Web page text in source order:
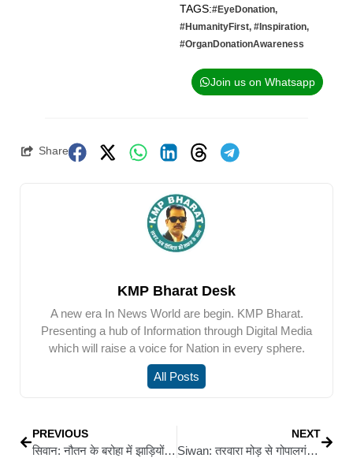
TAGS:#EyeDonation,
#HumanityFirst, #Inspiration,
#OrganDonationAwareness
Join us on Whatsapp
Share
KMP Bharat Desk
A new era In News World are begin. KMP Bharat.
Presenting a hub of Information through Digital Media
which will raise a voice for Nation in every sphere.
All Posts
PREVIOUS
सिवान: नौतन के बरोहा में झाड़ियों से 54 कार्टून शराब बरामदतस्कर फरार, पुलिस ने तेज की दबिश
NEXT
Siwan: तरवारा मोड़ से गोपालगंज मोड़ तक चलेगा अतिक्रमण के खिलाफ बड़ा ऑपरेशन; सड़क पर कब्जा जमाने वालों पर 1 दिसंबर से सख्त कार्रवाई